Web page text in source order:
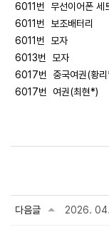
6011번 무선이어폰 세
6011번 보조배터리
6011번 모자
6013번 모자
6017번 중국여권(황
6017번 여권(최현*)
다음글 2026. 04.